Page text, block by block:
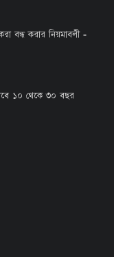
বন্ধ করার নিয়মাবলী -
১০ থেকে ৩০ বছর